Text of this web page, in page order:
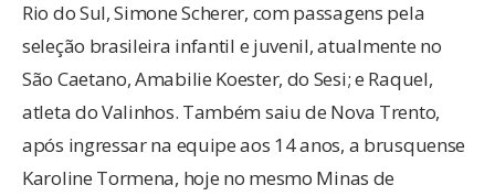
Rio do Sul, Simone Scherer, com passagens pela
seleção brasileira infantil e juvenil, atualmente no
São Caetano, Amabilie Koester, do Sesi; e Raquel,
atleta do Valinhos. Também saiu de Nova Trento,
após ingressar na equipe aos 14 anos, a brusquense
Karoline Tormena, hoje no mesmo Minas de